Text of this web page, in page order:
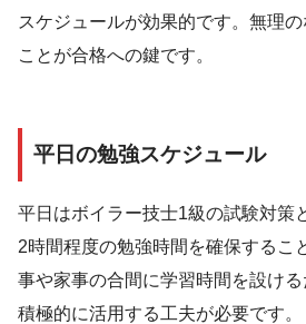
スケジュールが効果的です。無理
ことが合格への鍵です。
平日の勉強スケジュール
平日はボイラー技士1級の試験対策
2時間程度の勉強時間を確保するこ
事や家事の合間に学習時間を設け
積極的に活用する工夫が必要です。